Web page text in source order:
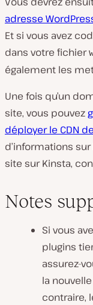
adresse
Et si vous avez
dans votre fichier
également les
Une fois qu’un
site, vous pouvez
déployer le CDN
d’informations
site sur Kinsta,
Notes
Si vous
plugins
assurez-
la
contraire,